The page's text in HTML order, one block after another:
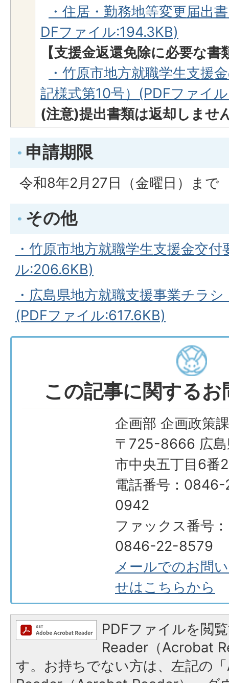
・住居・勤務地等変更届出
DFファイル:194.3KB)
【支援金返還免除に必要な書
・竹原市地方就職学生支援
記様式第10号）(PDFファイ
(注意)提出書類は返却しませ
申請期限
令和8年2月27日（金曜日）まで
その他
・竹原市地方就職学生支援金交
ル:206.6KB)
・ 広島県地方就職支援事業チラ
(PDFファイル:617.6KB)
この記事に関する
企画部 企画政策課
〒725-8666 広島
市中央五丁目6番
電話番号：
0942
ファックス番号：
0846-22-8579
メールでのお問
せはこちらから
PDFファイルを閲
Reader（Acrobat
す。お持ちでない方は、左記の